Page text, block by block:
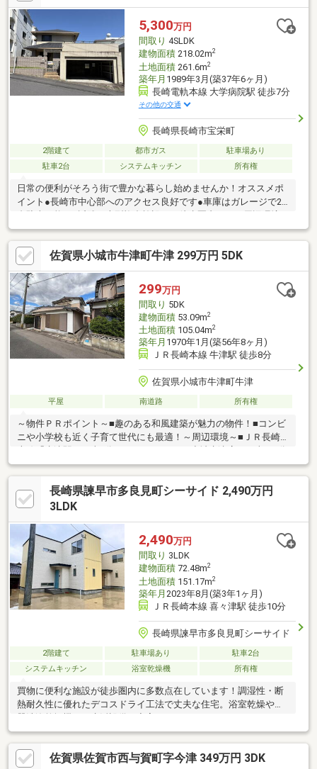
5,300万円
間取り 4SLDK
建物面積218.02m2
土地面積261.6m2
築年月 1989年3月(築37年6ヶ月)
長崎電軌本線 大学病院駅 徒歩7分
その他の交通
長崎県長崎市宝栄町
2階建て 都市ガス
駐車場あり
駐車2台
システムキッチン 所有権
日常の便利がそろう街で豊かな暮らし始めませんか！オススメポ
イント●長崎市中心部へのアクセス良好です●車庫はガレージで2
城山小学校 約1.2km●淵中学校 約900m●ファミリーマート長崎
浦上川通り店 約100m●プラっとモール 約600m●みらい長崎コ
コウォーク 約900m●長崎スタジアムシティ 約1.4km●日本赤十
字社長崎原爆病院 約500m
佐賀県小城市牛津町牛津 299万円 5DK
299万円
間取り 5DK
建物面積53.09m2
土地面積105.04m2
築年月 1970年1月(築56年8ヶ月)
ＪＲ長崎本線 牛津駅 徒歩8分
佐賀県小城市牛津町牛津
平屋 南道路 所有権
～物件ＰＲポイント～■趣のある和風建築が魅力の物件！■コンビ
ニや小学校も近く子育て世代にも最適！～周辺環境～■ＪＲ長崎
／950m■江口病院まで車で8分／4.1km■スーパーモリナガ 牛津店
まで車で2分／450m■佐賀銀行 牛津支店まで車で1分／350m■小城
市立牛津小学校まで徒歩で20分／1.4km■小城市立牛津中学校まで
徒歩で6分／450m■ドラッグストアモリ 牛津店まで車で3分／
で車で2分／450ｍ
長崎県諫早市多良見町シーサイド 2,490万円
3LDK
2,490万円
間取り 3LDK
建物面積72.48m2
土地面積151.17m2
築年月 2023年8月(築3年1ヶ月)
ＪＲ長崎本線 喜々津駅 徒歩10分
長崎県諫早市多良見町シーサイド
2階建て 駐車場あり
駐車2台
システムキッチン
浴室乾燥機 所有権
買物に便利な施設が徒歩圏内に多数点在しています！調湿性・断
熱耐久性に優れたデコスドライ工法で丈夫な住宅。浴室乾燥や食
佐賀県佐賀市西与賀町字今津 349万円 3DK